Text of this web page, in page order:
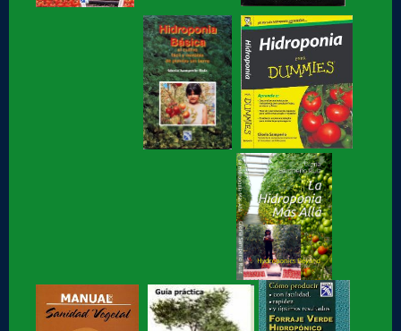
Hidroponia fácil, para jovenes y no tan jóvenes, libro de
Gloria Samperio
Hidroponia, centro tecnologico en hidroponia, Hidroponia a
Hidroponia Comercial, libro de Gloria Samperio
Hidroponia básica, libro de Gloria Samperio
Hidroponia o Hidroponía, como se pronuncia, en
Hidroponia, Breve Historia de loa Hidroponia, en